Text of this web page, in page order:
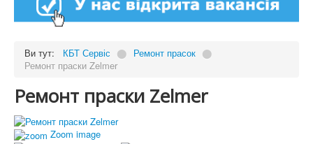
Ви тут: КБТ Сервіс ⬤ Ремонт прасок ⬤
Ремонт праски Zelmer
Ремонт праски Zelmer
Zoom image